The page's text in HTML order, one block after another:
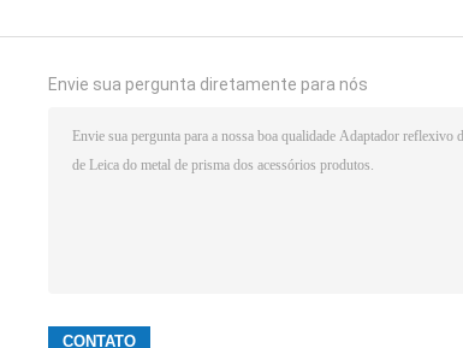
Envie sua pergunta diretamente para nós